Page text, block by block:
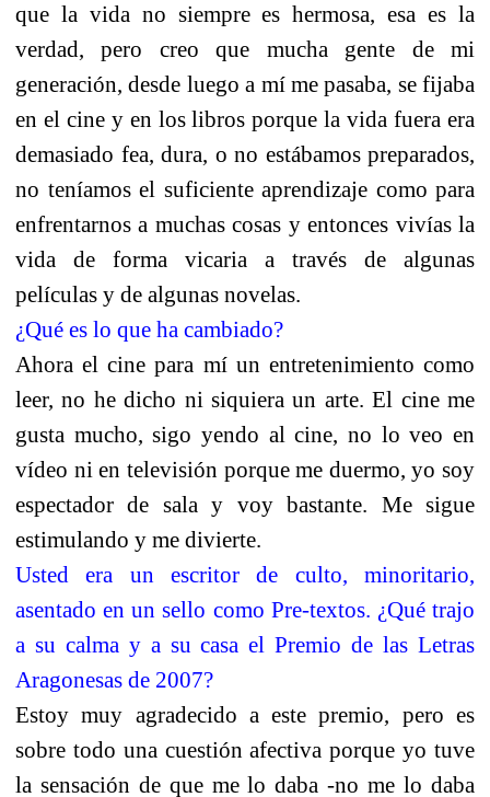
que la vida no siempre es hermosa, esa es la
verdad, pero creo que mucha gente de mi
generación, desde luego a mí me pasaba, se fijaba
en el cine y en los libros porque la vida fuera era
demasiado fea, dura, o no estábamos preparados,
no teníamos el suficiente aprendizaje como para
enfrentarnos a muchas cosas y entonces vivías la
vida de forma vicaria a través de algunas
películas y de algunas novelas.
¿Qué es lo que ha cambiado?
Ahora el cine para mí un entretenimiento como
leer, no he dicho ni siquiera un arte. El cine me
gusta mucho, sigo yendo al cine, no lo veo en
vídeo ni en televisión porque me duermo, yo soy
espectador de sala y voy bastante. Me sigue
estimulando y me divierte.
Usted era un escritor de culto, minoritario,
asentado en un sello como Pre-textos. ¿Qué trajo
a su calma y a su casa el Premio de las Letras
Aragonesas de 2007?
Estoy muy agradecido a este premio, pero es
sobre todo una cuestión afectiva porque yo tuve
la sensación de que me lo daba -no me lo daba